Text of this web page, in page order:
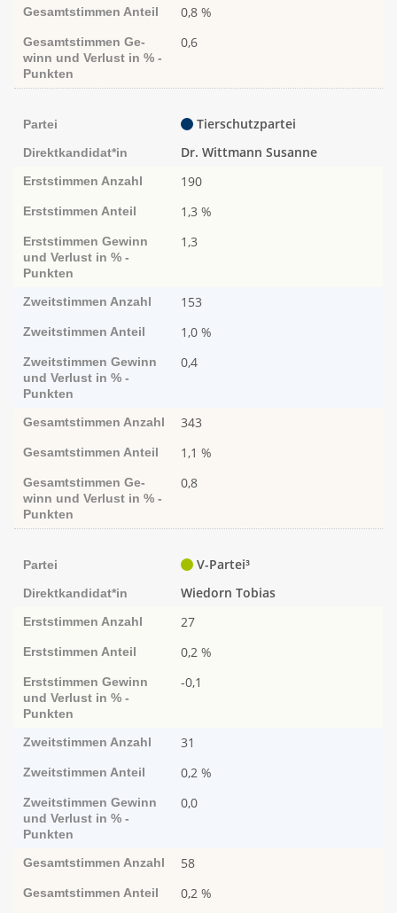
Gesamtstimmen Anteil 0,8 %
Gesamtstimmen Ge­­
winn und Ver­­lust in % -
Punk­ten
0,6
Partei Tierschutzpartei
Direktkandidat*in Dr. Wittmann Susanne
Erststimmen Anzahl 190
Erststimmen Anteil 1,3 %
Erststimmen Ge­­winn
und Ver­­lust in % -
Punk­ten
1,3
Zweitstimmen Anzahl 153
Zweitstimmen Anteil 1,0 %
Zweitstimmen Ge­­winn
und Ver­­lust in % -
Punk­ten
0,4
Gesamtstimmen Anzahl 343
Gesamtstimmen Anteil 1,1 %
Gesamtstimmen Ge­­
winn und Ver­­lust in % -
Punk­ten
0,8
Partei V-Partei³
Direktkandidat*in Wiedorn Tobias
Erststimmen Anzahl 27
Erststimmen Anteil 0,2 %
Erststimmen Ge­­winn
und Ver­­lust in % -
Punk­ten
-0,1
Zweitstimmen Anzahl 31
Zweitstimmen Anteil 0,2 %
Zweitstimmen Ge­­winn
und Ver­­lust in % -
Punk­ten
0,0
Gesamtstimmen Anzahl 58
Gesamtstimmen Anteil 0,2 %